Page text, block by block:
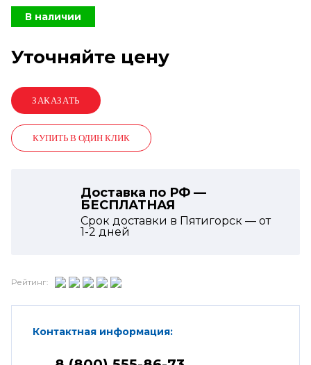
В наличии
Уточняйте цену
КУПИТЬ В ОДИН КЛИК
Доставка по РФ —
БЕСПЛАТНАЯ
Срок доставки в Пятигорск — от
1-2 дней
Рейтинг:
Контактная информация: